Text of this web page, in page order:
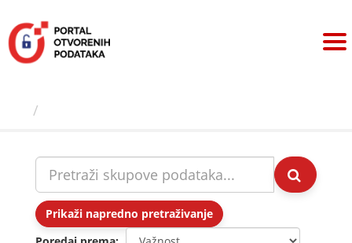
sadržaj
Prikaži napredno pretraživanje